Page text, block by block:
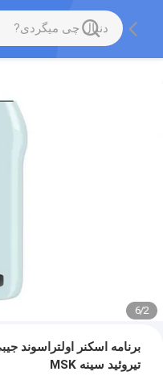
2
/
6
برنامه اسکنر اولتراسوند
تیروئید سینه MSK